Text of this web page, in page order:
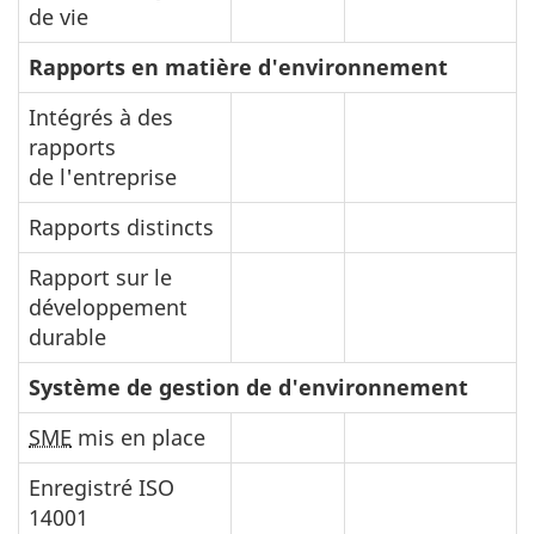
de vie
Rapports en matière d'environnement
Intégrés à des
rapports
de l'entreprise
Rapports distincts
Rapport sur le
développement
durable
Système de gestion de d'environnement
SME mis en place
Enregistré ISO
14001